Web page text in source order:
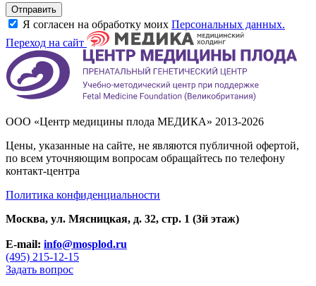
Отправить
Я согласен на обработку моих Персональных данных.
Переход на сайт
ООО «Центр медицины плода МЕДИКА» 2013-2026
Цены, указанные на сайте, не являются публичной офертой,
по всем уточняющим вопросам обращайтесь по телефону
контакт-центра
Политика конфиденциальности
Москва, ул. Мясницкая, д. 32, стр. 1 (3й этаж)
E-mail: info@mosplod.ru
(495) 215-12-15
Задать вопрос